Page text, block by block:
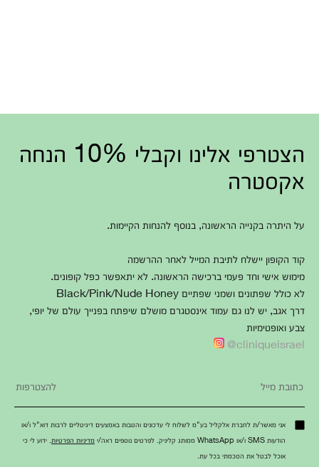
הצטרפי אלינו וקבלי 10% הנחה
אקסטרה
על היתרה בקנייה הראשונה, בנוסף להנחות הקיימות.
קוד הקופון יישלח לתיבת המייל לאחר ההרשמה
מימוש אישי וחד פעמי ברכישה הראשונה. לא יתאפשר כפל קופונים.
לא כולל שפתונים ושמני שפתיים Black/Pink/Nude Honey
דרך אגב, יש לנו גם עמוד אינסטגרם מושלם שיפתח בפנייך עולם של יופי,
צבע ואופטימיות
cliniqueisrael@
אני מאשר/ת לחברת אלקליל בע"מ לשלוח לי עדכונים והטבות באמצעים דיגיטליים לרבות דוא"ל ו/או
הודעות SMS ו/או WhatsApp ממותג קליניק. לפרטים נוספים ראה/י
מדיניות הפרטיות . ידוע לי כי
אוכל לבטל את הסכמתי בכל עת.